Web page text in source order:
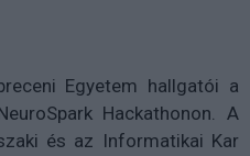
Egyetem hallgatói a
Hackathonon. A
és az Informatikai Kar